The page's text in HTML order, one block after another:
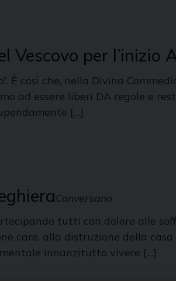
Vescovo per l’inizio
È così che, nella Divina
ad essere liberi DA regole e
[…]
Conversano
tutti con dolore alle
care, alla distruzione della
innanzitutto vivere […]